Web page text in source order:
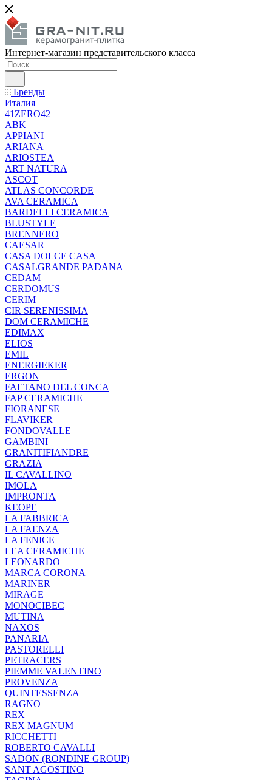
Интернет-магазин представительского класса
Бренды
Италия
41ZERO42
ABK
APPIANI
ARIANA
ARIOSTEA
ART NATURA
ASCOT
ATLAS CONCORDE
AVA CERAMICA
BARDELLI CERAMICA
BLUSTYLE
BRENNERO
CAESAR
CASA DOLCE CASA
CASALGRANDE PADANA
CEDAM
CERDOMUS
CERIM
CIR SERENISSIMA
DOM CERAMICHE
EDIMAX
ELIOS
EMIL
ENERGIEKER
ERGON
FAETANO DEL CONCA
FAP CERAMICHE
FIORANESE
FLAVIKER
FONDOVALLE
GAMBINI
GRANITIFIANDRE
GRAZIA
IL CAVALLINO
IMOLA
IMPRONTA
KEOPE
LA FABBRICA
LA FAENZA
LA FENICE
LEA CERAMICHE
LEONARDO
MARCA CORONA
MARINER
MIRAGE
MONOCIBEC
MUTINA
NAXOS
PANARIA
PASTORELLI
PETRACERS
PIEMME VALENTINO
PROVENZA
QUINTESSENZA
RAGNO
REX
REX MAGNUM
RICCHETTI
ROBERTO CAVALLI
SADON (RONDINE GROUP)
SANT AGOSTINO